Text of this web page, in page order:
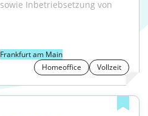
Frankfurt am Main
Homeoffice
Vollzeit